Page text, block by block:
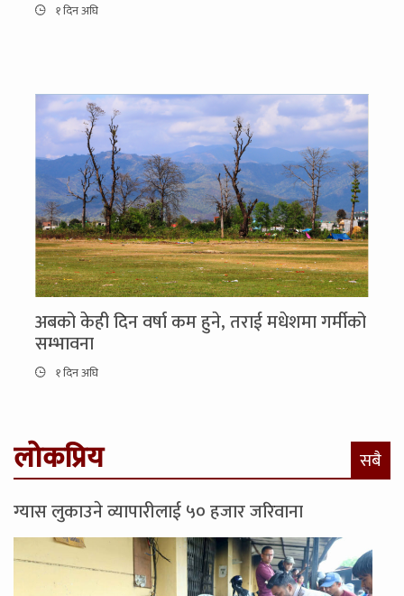
१ दिन अघि
अबको केही दिन वर्षा कम हुने, तराई मधेशमा गर्मीको
सम्भावना
१ दिन अघि
लोकप्रिय सबै
ग्यास लुकाउने व्यापारीलाई ५० हजार जरिवाना